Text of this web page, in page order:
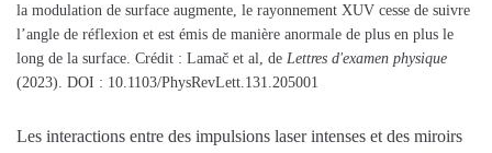
la modulation de surface augmente, le rayonnement XUV cesse de suivre
l’angle de réflexion et est émis de manière anormale de plus en plus le
long de la surface. Crédit : Lamač et al, de Lettres d'examen physique
(2023). DOI : 10.1103/PhysRevLett.131.205001
Les interactions entre des impulsions laser intenses et des miroirs